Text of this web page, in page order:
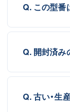
Q. この型番
Q. 開封済み
Q. 古い・生